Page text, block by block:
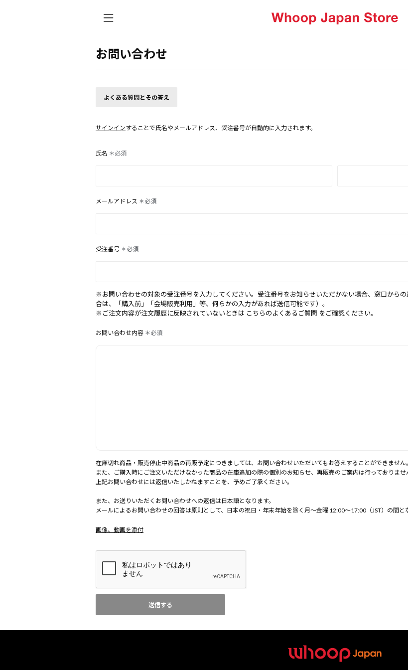
お問い合わせ
よくある質問とその答え
サインインすることで氏名やメールアドレス、受注番号が自動的に入力されます。
氏名 ＊必須
メールアドレス ＊必須
受注番号 ＊必須
※お問い合わせの対象の受注番号を入力してください。受注番号をお知らせいただかない場合、窓口から
合は、「購入前」「会場販売利用」等、何らかの入力があれば送信可能です）。
※ご注文内容が注文履歴に反映されていないときは こちらのよくあるご質問 をご確認ください。
お問い合わせ内容 ＊必須
在庫切れ商品・販売停止中商品の再販予定につきましては、お問い合わせいただいてもお答えすることができません。
また、ご購入時にご注文いただけなかった商品の在庫追加の際の個別のお知らせ、再販売のご案内は行っておりませ
上記お問い合わせには返信いたしかねますことを、予めご了承ください。
また、お送りいただくお問い合わせへの返信は日本語となります。
メールによるお問い合わせの回答は原則として、日本の祝日・年末年始を除く月～金曜 12:00～17:00（JST）の間と
画像、動画を添付
送信する